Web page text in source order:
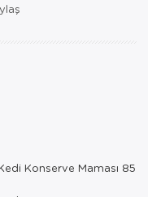
Konserve Maması 85